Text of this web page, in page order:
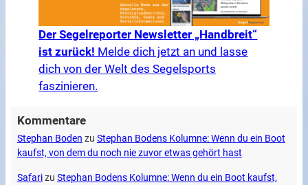
Der Segelreporter Newsletter „Handbreit“
ist zurück! Melde dich jetzt an und lasse
dich von der Welt des Segelsports
faszinieren.
Kommentare
Stephan Boden zu Stephan Bodens Kolumne: Wenn du ein Boot
kaufst, von dem du noch nie zuvor etwas gehört hast
Safarizu Stephan Bodens Kolumne: Wenn du ein Boot kaufst,